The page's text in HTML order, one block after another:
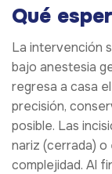
Qué
La intervención
bajo anestesia
regresa a casa
precisión,
posible. Las
nariz (cerrada) o
complejidad. Al